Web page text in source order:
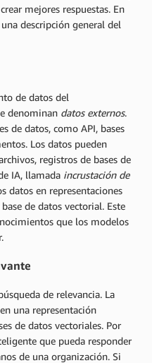
mejores respuestas. En
descripción general del
de datos del
denominan datos externos.
de datos, como API, bases
Los datos pueden
registros de bases de
IA, llamada incrustación de
datos en representaciones
de datos vectorial. Este
que los modelos
de relevancia. La
una representación
de datos vectoriales. Por
que pueda responder
de una organización. Si